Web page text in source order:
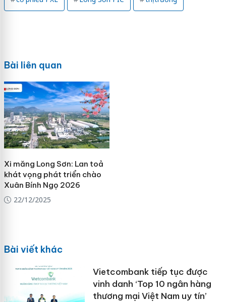
Bài liên quan
Xi măng Long Sơn: Lan toả
khát vọng phát triển chào
Xuân Bính Ngọ 2026
22/12/2025
Bài viết khác
Vietcombank tiếp tục được
vinh danh ‘Top 10 ngân hàng
thương mại Việt Nam uy tín’